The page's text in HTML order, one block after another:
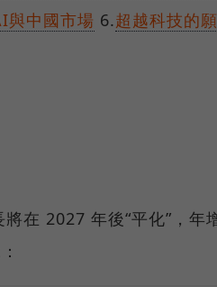
與中國市場 6.超越科技的願
在 2027 年後“平化”，年